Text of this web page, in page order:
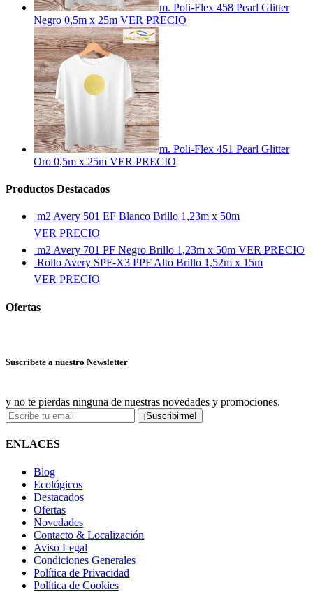
m. Poli-Flex 458 Pearl Glitter
Negro 0,5m x 25m VER PRECIO
m. Poli-Flex 451 Pearl Glitter
Oro 0,5m x 25m VER PRECIO
Productos Destacados
m2 Avery 501 EF Blanco Brillo 1,23m x 50m
VER PRECIO
m2 Avery 701 PF Negro Brillo 1,23m x 50m VER PRECIO
Rollo Avery SPF-X3 PPF Alto Brillo 1,52m x 15m
VER PRECIO
Ofertas
Suscríbete a nuestro Newsletter
y no te pierdas ninguna de nuestras novedades y promociones.
¡Suscribirme!
ENLACES
Blog
Ecológicos
Destacados
Ofertas
Novedades
Contacto & Localización
Aviso Legal
Condiciones Generales
Política de Privacidad
Política de Cookies